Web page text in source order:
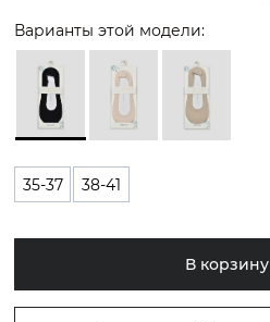
Варианты этой модели:
35-37 38-41
В корзину